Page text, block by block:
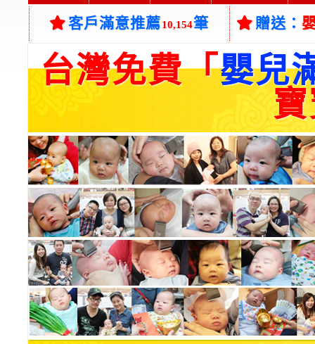
客戶滿意推薦10,154筆 贈送：
台灣免費「嬰兒